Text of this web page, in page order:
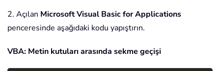
2. Açılan Microsoft Visual Basic for Applications
penceresinde aşağıdaki kodu yapıştırın.
VBA: Metin kutuları arasında sekme geçişi